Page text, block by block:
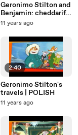
Geronimo Stilton and
Benjamin: cheddarific
adventures
11 years ago
2:40
Geronimo Stilton's
travels | POLISH
11 years ago